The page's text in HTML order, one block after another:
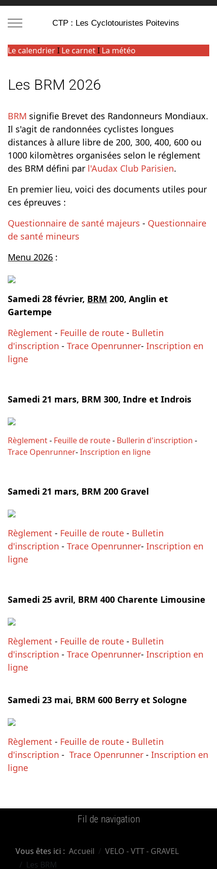
Mobile Menu ToggleCTP : Les Cyclotouristes Poitevins
Le calendrierI Le carnetI La météo
Les BRM 2026
BRM signifie Brevet des Randonneurs Mondiaux.
Il s'agit de randonnées cyclistes longues
distances à allure libre de 200, 300, 400, 600 ou
1000 kilomètres organisées selon le réglement
des BRM défini par l'Audax Club Parisien.
En premier lieu, voici des documents utiles pour
ces épreuves :
Questionnaire de santé majeurs - Questionnaire
de santé mineurs
Menu 2026 :
Samedi 28 février, BRM 200, Anglin et
Gartempe
Règlement - Feuille de route - Bulletin
d'inscription -Trace Openrunner-Inscription en
ligne
Samedi 21 mars, BRM 300, Indre et Indrois
Règlement- Feuille de route- Bullerin d'inscription -
Trace Openrunner-Inscription en ligne
Samedi 21 mars, BRM 200 Gravel
Règlement - Feuille de route - Bulletin
d'inscription -Trace Openrunner-Inscription en
ligne
Samedi 25 avril, BRM 400 Charente Limousine
Règlement - Feuille de route - Bulletin
d'inscription -Trace Openrunner-Inscription en
ligne
Samedi 23 mai, BRM 600 Berry et Sologne
Règlement - Feuille de route - Bulletin
d'inscription -Trace Openrunner -Inscription en
ligne
Fil de navigation
Vous êtes ici :Accueil
VELO - VTT - GRAVEL
Les BRM